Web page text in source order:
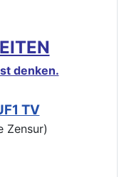
denken.
TV
Zensur)